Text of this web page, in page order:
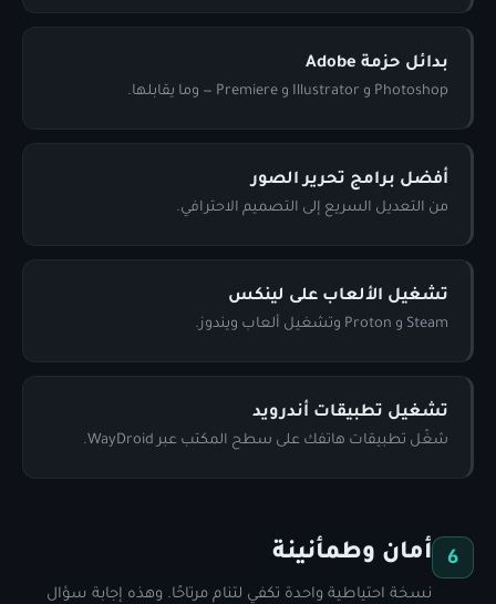
بدائل حزمة Adobe
Photoshop و Illustrator و Premiere — وما يقابلها.
أفضل برامج تحرير الصور
من التعديل السريع إلى التصميم الاحترافي.
تشغيل الألعاب على لينكس
Steam و Proton وتشغيل ألعاب ويندوز.
تشغيل تطبيقات أندرويد
شغّل تطبيقات هاتفك على سطح المكتب عبر WayDroid.
6 أمان وطمأنينة
نسخة احتياطية واحدة تكفي لتنام مرتاحًا. وهذه إجابة سؤال